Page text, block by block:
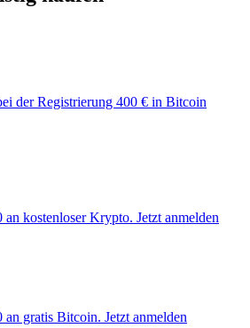
der Registrierung 400 € in Bitcoin
an kostenloser Krypto. Jetzt anmelden
an gratis Bitcoin. Jetzt anmelden